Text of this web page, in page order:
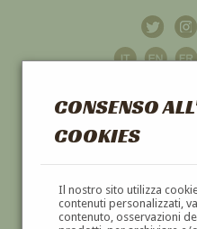
CONSENSO
COOKIES
Il nostro sito utilizza
contenuti personalizzati,
contenuto, osservazioni
GALLERIA